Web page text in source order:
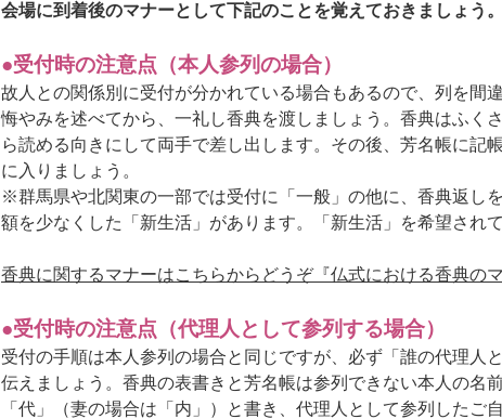
会場に到着後のマナーとして下記のことを覚えておきましょう。
●受付時の注意点（本人参列の場合）
故人との関係別に受付が分かれている場合もあるので、列を間
悔やみを述べてから、一礼し香典を渡しましょう。香典はふく
ら読める向きにして両手で差し出します。その後、芳名帳に記
に入りましょう。
※群馬県や北関東の一部では受付に「一般」の他に、香典返し
額を少なくした「新生活」があります。「新生活」を希望され
香典に関するマナーはこちらからどうぞ『仏式における香典の
●受付時の注意点（代理人として参列する場合）
受付の手順は本人参列の場合と同じですが、必ず「誰の代理人
伝えましょう。香典の表書きと芳名帳は参列できない本人の名
「代」（妻の場合は「内」）と書き、代理人として参列したご